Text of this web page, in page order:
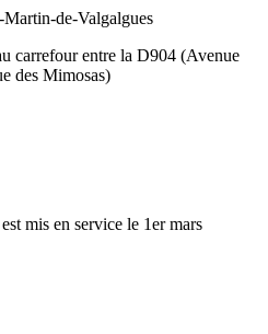
de-Valgalgues
carrefour entre la D904 (Avenue
des Mimosas)
mis en service le 1er mars